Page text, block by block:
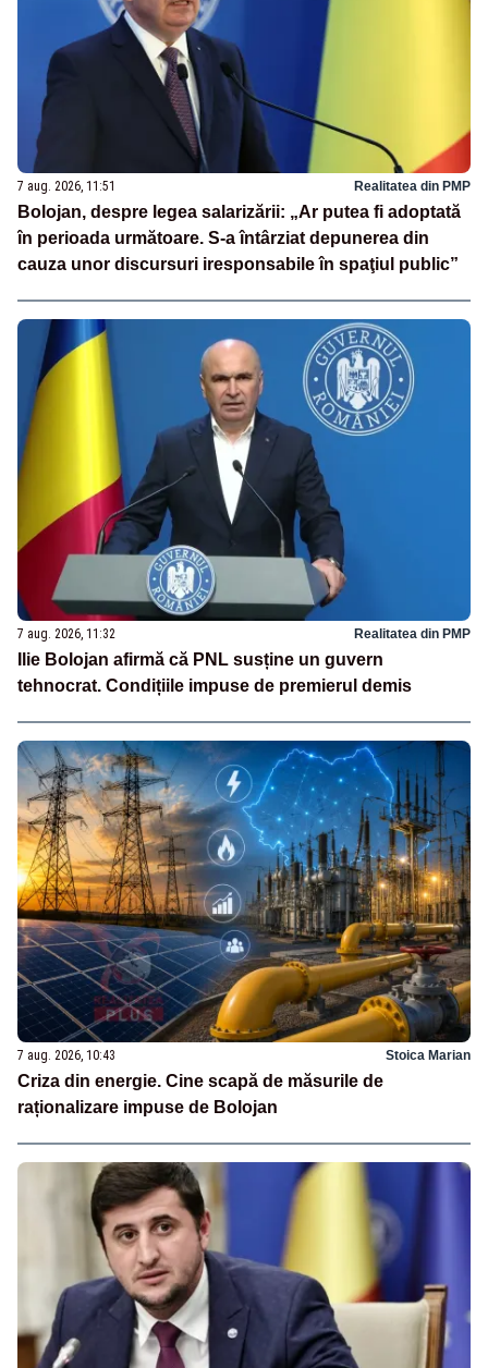
7 aug. 2026, 11:51 Realitatea din PMP
Bolojan, despre legea salarizării: „Ar putea fi adoptată
în perioada următoare. S-a întârziat depunerea din
cauza unor discursuri iresponsabile în spaţiul public”
7 aug. 2026, 11:32 Realitatea din PMP
Ilie Bolojan afirmă că PNL susține un guvern
tehnocrat. Condițiile impuse de premierul demis
7 aug. 2026, 10:43 Stoica Marian
Criza din energie. Cine scapă de măsurile de
raționalizare impuse de Bolojan